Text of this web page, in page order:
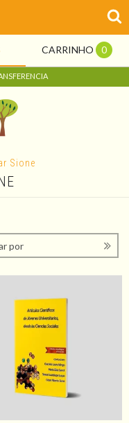
CARRINHO 0
Sione
por